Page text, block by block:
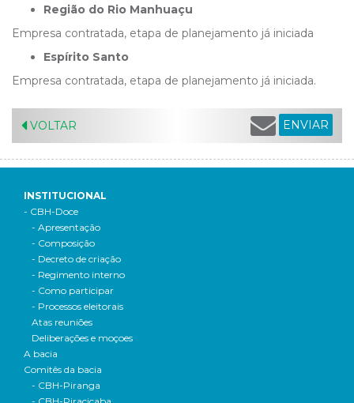
Região do Rio Manhuaçu
Empresa contratada, etapa de planejamento já iniciada
Espírito Santo
Empresa contratada, etapa de planejamento já iniciada.
VOLTAR ENVIAR
INSTITUCIONAL
- CBH-Doce
- Apresentação
- Composição
- Decreto de criação
- Regimento interno
- Como participar
- Processos eleitorais
Atas reuniões
Deliberações e moçoes
A bacia
Comitês da bacia
- CBH-Piranga